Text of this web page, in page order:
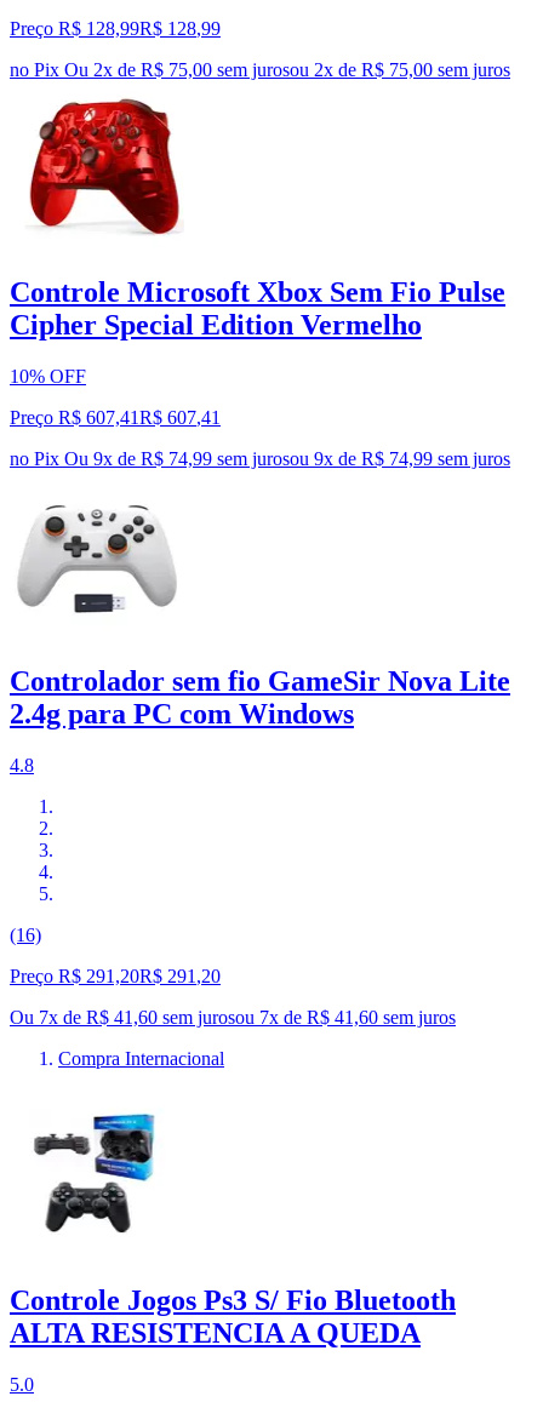
Preço R$ 128,99R$ 128,99
no Pix Ou 2x de R$ 75,00 sem jurosou 2x de R$ 75,00 sem juros
Controle Microsoft Xbox Sem Fio Pulse
Cipher Special Edition Vermelho
10% OFF
Preço R$ 607,41R$ 607,41
no Pix Ou 9x de R$ 74,99 sem jurosou 9x de R$ 74,99 sem juros
Controlador sem fio GameSir Nova Lite
2.4g para PC com Windows
4.8
(16)
Preço R$ 291,20R$ 291 ,20
Ou 7x de R$ 41,60 sem jurosou 7x de R$ 41,60 sem juros
Compra Internacional
Controle Jogos Ps3 S/ Fio Bluetooth
ALTA RESISTENCIA A QUEDA
5.0